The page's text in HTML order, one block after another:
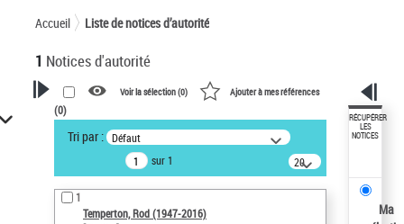
Accueil Liste de notices d’autorité
1 Notices d'autorité
VOTRE RECHERCHE
Recherche avancée dans les
notices d’autorité
Œuvres liées à l'auteur :
Temperton, Rod (1947-2016)
Voir la sélection (0) Ajouter à mes références
(0)
Tri par : Défaut
sur 1
20
résultats/page
1
Temperton, Rod (1947-2016)
RÉCUPÉRER
LES
NOTICES
Ma